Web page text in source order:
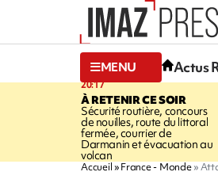
MENU Actus
20:17
À RETENIR CE SOIR
Sécurité routière, concours
de nouilles, route du littoral
fermée, courrier de
Darmanin et évacuation au
volcan
Accueil France - Monde